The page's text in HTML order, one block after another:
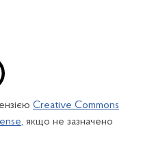
Creative Commons
, якщо не зазначено